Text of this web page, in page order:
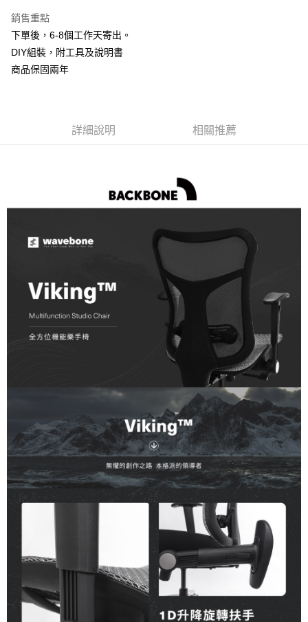
台新國際商業銀行
台灣樂天信用卡公司
元大商業銀行
玉山商業銀行
台灣樂天信用卡公司
聯邦商業銀行
元大商業銀行
玉山商業銀行
台新國際商業銀行
悠遊付
Google Pay
全支付
１．簡單：不需註冊會員、不需綁卡、不需儲值。
２．便利：只要手機號碼，簡訊認證，即可結帳。
３．安心：先確認商品／服務後，再付款。
【「AFTEE先享後付」結帳流程】
１．於結帳方式選擇「AFTEE先享後付」後，將跳轉至「AFTEE先享後付」
結帳頁面，進行簡訊認證並確認金額後，即可完成結帳。
２．訂單成立數日內，您將收到繳費通知簡訊。
３．收到繳費通知簡訊後14天內，點擊此簡訊中的連結，可透過四大超商／
ATM／網路銀行／等多元方式進行付款，方視為交易完成。
※ 請注意：結帳手續完成當下不需立刻繳費，但若您需要取消訂單，請聯絡
購買商品的店家。未經商家同意取消之訂單仍視為有效，需透過AFTEE先享
後付繳納相關費用。
※ 交易是否成功請以「AFTEE先享後付 」之結帳頁面顯示為準，若有關於
是否繳費成功／繳費後需取消欲退款等相關疑問，請聯繫「AFTEE先享後付
https://netprotections.freshdesk.com/support/home
１．透過由恩沛科技股份有限公司提供之「AFTEE先享後付」服務完成之交
易，需依本服務之必要範圍內提供個人資料，並將交易相關給付款項請求債
權轉讓予恩沛科技股份有限公司。
２．關於個人資料處理事宜，請瀏覽以下網址：
https://aftee.tw/terms/#terms3
３．未成年的使用者請事先徵得法定代理人或監護人之同意方可使用
「AFTEE先享後付」，若未經同意申辦者引起之損失，本公司不負相關責
４．使用「AFTEE先享後付」時，將依據個別帳號之用戶狀況，依本公司即
時審查核予不同之上限額度；若仍有額度不足之情形，本公司將視審查結果
請求用戶進行身份認證。
５．嚴禁一人註冊多個帳號或使用他人資訊註冊。若發現惡意使用之情形，
恩沛科技股份有限公司將有權停止該用戶之使用額度並採取法律行動。
每筆NT$75，滿NT$399(含以上)免運費
銷售重點
下單後，6-8個工作天寄出。
DIY組裝，附工具及說明書
商品保固兩年
詳細說明 相關推薦